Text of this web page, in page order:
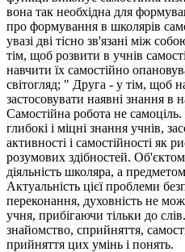
вона так необхідна для
про формування в школярів
увазі дві тісно зв'язані між
тім, щоб розвити в учнів
навчити їх самостійно
світогляд; " Друга - у тім, щоб
застосовувати наявні знання в
Самостійна робота не
глибокі і міцні знання учнів,
активності і самостійності як
розумових здібностей.
діяльність школяра, а предметом
Актуальність цієї проблеми
переконання, духовність не
учня, прибігаючи тільки до
знайомство, сприйняття,
прийняття цих умінь і понять.